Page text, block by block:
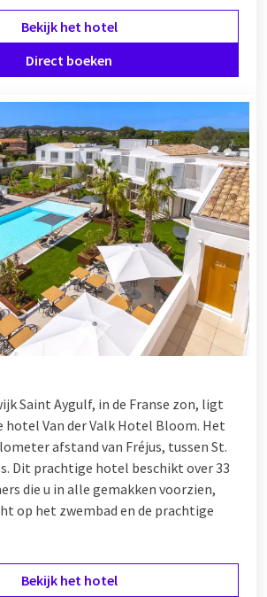
Bekijk het hotel
Direct boeken
Saint Aygulf, in de Franse zon, ligt
Van der Valk Hotel Bloom. Het
afstand van Fréjus, tussen St.
. Dit prachtige hotel beschikt over 33
die u in alle gemakken voorzien,
op het zwembad en de prachtige
Bekijk het hotel